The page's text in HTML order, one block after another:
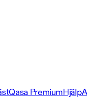
Qasa PremiumHjälp